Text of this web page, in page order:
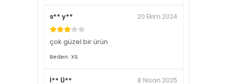
s** y** 20 Ekim 2024
çok güzel bir ürün
Beden: XS
İ** Ü** 8 Nisan 2025